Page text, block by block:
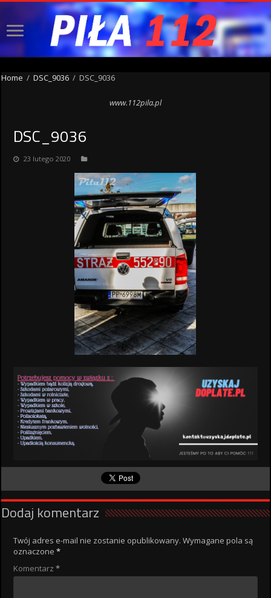
Home / DSC_9036 / DSC_9036
www.112pila.pl
DSC_9036
23 lutego 2020
Dodaj komentarz
Twój adres e-mail nie zostanie opublikowany. Wymagane pola są
oznaczone*
Komentarz*